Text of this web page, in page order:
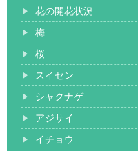
花の開花状況
梅
桜
スイセン
シャクナゲ
アジサイ
イチョウ